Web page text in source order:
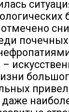
даже